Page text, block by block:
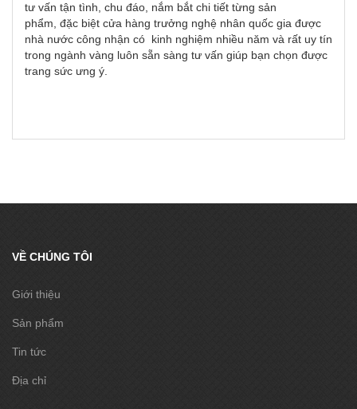
tư vấn tận tình, chu đáo, nắm bắt chi tiết từng sản
phẩm, đặc biệt cửa hàng trưởng nghệ nhân quốc gia được
nhà nước công nhận có kinh nghiệm nhiều năm và rất uy tín
trong ngành vàng luôn sẵn sàng tư vấn giúp bạn chọn được
trang sức ưng ý.
VỀ CHÚNG TÔI
Giới thiệu
Sản phẩm
Tin tức
Địa chỉ